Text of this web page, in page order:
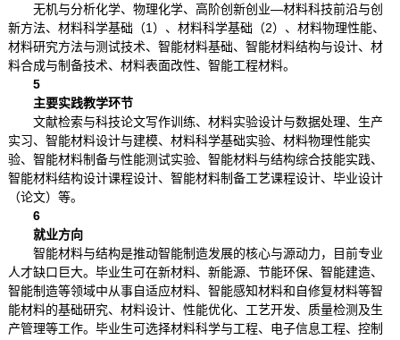
无机与分析化学、物理化学、高阶创新创业—材料科技前沿与创
新方法、材料科学基础（1）、材料科学基础（2）、材料物理性能、
材料研究方法与测试技术、智能材料基础、智能材料结构与设计、材
料合成与制备技术、材料表面改性、智能工程材料。
5
主要实践教学环节
文献检索与科技论文写作训练、材料实验设计与数据处理、生产
实习、智能材料设计与建模、材料科学基础实验、材料物理性能实
验、智能材料制备与性能测试实验、智能材料与结构综合技能实践、
智能材料结构设计课程设计、智能材料制备工艺课程设计、毕业设计
（论文）等。
6
就业方向
智能材料与结构是推动智能制造发展的核心与源动力，目前专业
人才缺口巨大。毕业生可在新材料、新能源、节能环保、智能建造、
智能制造等领域中从事自适应材料、智能感知材料和自修复材料等智
能材料的基础研究、材料设计、性能优化、工艺开发、质量检测及生
产管理等工作。毕业生可选择材料科学与工程、电子信息工程、控制